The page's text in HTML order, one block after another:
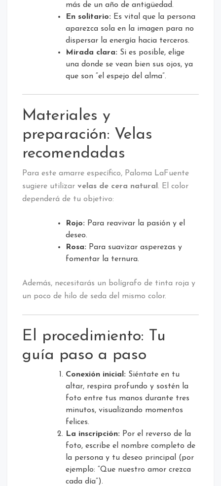
más de un año de antigüedad.
En solitario: Es vital que la persona
aparezca sola en la imagen para no
dispersar la energía hacia terceros.
Mirada clara: Si es posible, elige
una donde se vean bien sus ojos, ya
que son “el espejo del alma”.
Materiales y
preparación: Velas
recomendadas
Para este amarre específico, Paloma LaFuente
sugiere utilizar velas de cera natural . El color
dependerá de tu objetivo:
Rojo: Para reavivar la pasión y el
deseo.
Rosa: Para suavizar asperezas y
fomentar la ternura.
Además, necesitarás un bolígrafo de tinta roja y
un poco de hilo de seda del mismo color.
El procedimiento: Tu
guía paso a paso
Conexión inicial: Siéntate en tu
altar, respira profundo y sostén la
foto entre tus manos durante tres
minutos, visualizando momentos
felices.
La inscripción: Por el reverso de la
foto, escribe el nombre completo de
la persona y tu deseo principal (por
ejemplo: “Que nuestro amor crezca
cada día”).